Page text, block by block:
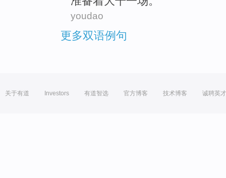
youdao
更多双语例句
关于有道 Investors 有道智选 官方博客 技术博客 诚聘英才